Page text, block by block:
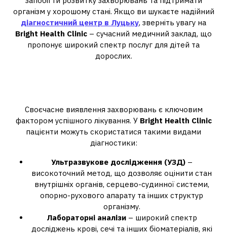
організм у хорошому стані. Якщо ви шукаєте надійний
діагностичний центр в Луцьку, зверніть увагу на
Bright Health Clinic – сучасний медичний заклад, що
пропонує широкий спектр послуг для дітей та
дорослих.
Своєчасне виявлення захворювань є ключовим
фактором успішного лікування. У Bright Health Clinic
пацієнти можуть скористатися такими видами
діагностики:
Ультразвукове дослідження (УЗД)–
високоточний метод, що дозволяє оцінити стан
внутрішніх органів, серцево-судинної системи,
опорно-рухового апарату та інших структур
організму.
Лабораторні аналізи– широкий спектр
досліджень крові, сечі та інших біоматеріалів, які